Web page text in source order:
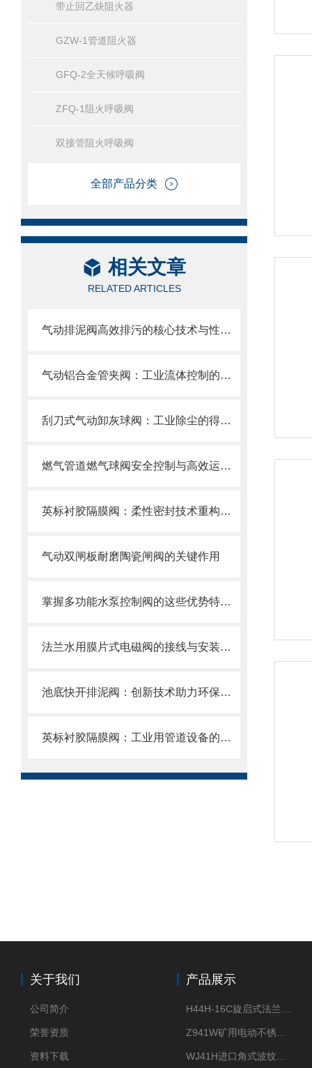
带止回乙炔阻火器
GZW-1管道阻火器
GFQ-2全天候呼吸阀
ZFQ-1阻火呼吸阀
双接管阻火呼吸阀
全部产品分类
相关文章
RELATED ARTICLES
气动排泥阀高效排污的核心技术与性能解析
气动铝合金管夹阀：工业流体控制的创新选择
刮刀式气动卸灰球阀：工业除尘的得力助手
燃气管道燃气球阀安全控制与高效运行的“核心开关”
英标衬胶隔膜阀：柔性密封技术重构工业流体控制新范式
气动双闸板耐磨陶瓷闸阀的关键作用
掌握多功能水泵控制阀的这些优势特点很重要！
法兰水用膜片式电磁阀的接线与安装指南
池底快开排泥阀：创新技术助力环保产业
英标衬胶隔膜阀：工业用管道设备的优选之选
关于我们
公司简介
荣誉资质
资料下载
产品展示